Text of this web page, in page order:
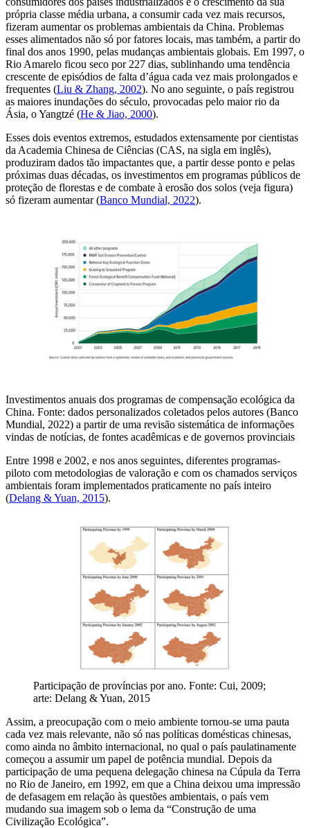
própria classe média urbana, a consumir cada vez mais recursos,
fizeram aumentar os problemas ambientais da China. Problemas
esses alimentados não só por fatores locais, mas também, a partir do
final dos anos 1990, pelas mudanças ambientais globais. Em 1997, o
Rio Amarelo ficou seco por 227 dias, sublinhando uma tendência
crescente de episódios de falta d’água cada vez mais prolongados e
frequentes (Liu & Zhang, 2002). No ano seguinte, o país registrou
as maiores inundações do século, provocadas pelo maior rio da
Ásia, o Yangtzé (He & Jiao, 2000).
Esses dois eventos extremos, estudados extensamente por cientistas
da Academia Chinesa de Ciências (CAS, na sigla em inglês),
produziram dados tão impactantes que, a partir desse ponto e pelas
próximas duas décadas, os investimentos em programas públicos de
proteção de florestas e de combate à erosão dos solos (veja figura)
só fizeram aumentar (Banco Mundial, 2022).
Investimentos anuais dos programas de compensação ecológica da
China. Fonte: dados personalizados coletados pelos autores (Banco
Mundial, 2022) a partir de uma revisão sistemática de informações
vindas de notícias, de fontes acadêmicas e de governos provinciais
Entre 1998 e 2002, e nos anos seguintes, diferentes programas-
piloto com metodologias de valoração e com os chamados serviços
ambientais foram implementados praticamente no país inteiro
(Delang & Yuan, 2015).
Participação de províncias por ano. Fonte: Cui, 2009;
arte: Delang & Yuan, 2015
Assim, a preocupação com o meio ambiente tornou-se uma pauta
cada vez mais relevante, não só nas políticas domésticas chinesas,
como ainda no âmbito internacional, no qual o país paulatinamente
começou a assumir um papel de potência mundial. Depois da
participação de uma pequena delegação chinesa na Cúpula da Terra
no Rio de Janeiro, em 1992, em que a China deixou uma impressão
de defasagem em relação às questões ambientais, o país vem
mudando sua imagem sob o lema da “Construção de uma
Civilização Ecológica”.